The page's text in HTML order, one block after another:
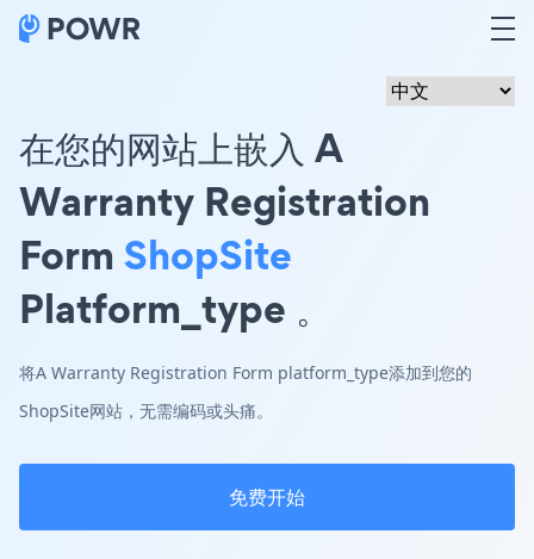
在您的网站上嵌入 A
Warranty Registration
Form ShopSite
Platform_type 。
将A Warranty Registration Form platform_type添加到您的
ShopSite网站，无需编码或头痛。
免费开始